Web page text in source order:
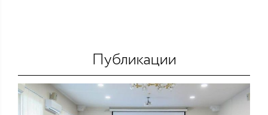
Публикации